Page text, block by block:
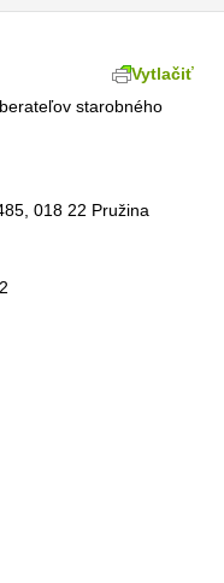
Vytlačiť
starobného
018 22 Pružina